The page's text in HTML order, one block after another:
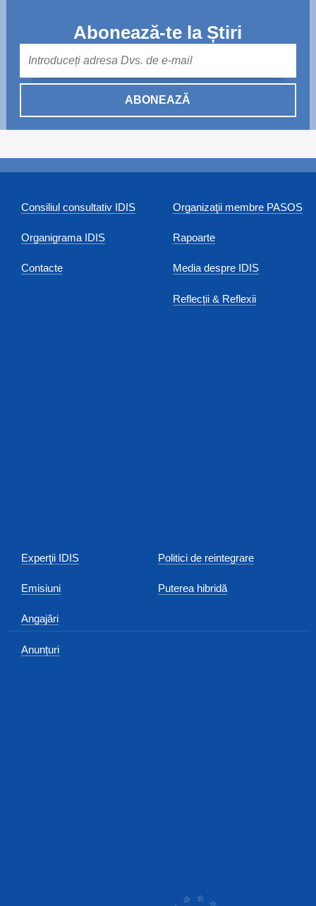
Abonează-te la Știri
ABONEAZĂ
Consiliul consultativ IDIS
Organigrama IDIS
Contacte
Organizaţii membre PASOS
Rapoarte
Media despre IDIS
Reflecții & Reflexii
Experţii IDIS
Emisiuni
Angajări
Anunțuri
Politici de reintegrare
Puterea hibridă